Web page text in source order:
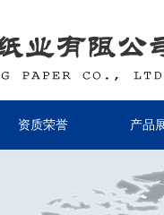
资质荣誉 产品